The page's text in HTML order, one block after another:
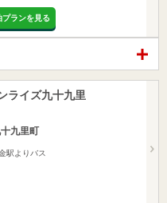
ランを見る
ライズ九十九里
九里町
駅よりバス